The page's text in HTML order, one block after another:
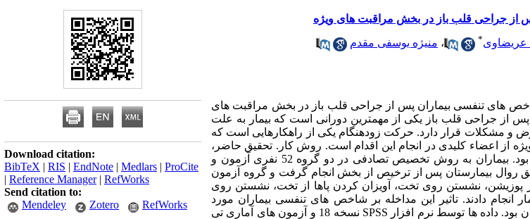
از جراحی قلب باز در بخش مراقبت های ویژه
عریضاوی* ، منیژه یوسفی مقدم
های تنفسی بیماران پس از جراحی قلب باز در بخش مراقبت های
از جراحی قلب باز یکی از مهمترین دورانی است که بیمار به علت
و مشکلات قرار دارد. حرکت زودهنگام یکی از راهکارهایی است که
از اعضاء کلیدی در انجام این اقدام است. روش کار. تحقیق حاضر،
یک کارآزمایی بالینی با تعداد 104 بیمار کاندید جراحی قلب باز بود. بیماران به روش تخصیص تصادفی در دو گروه 52 نفری آزمون و
روال بیمارستان پس از ترخیص از بخش انجام گرفت و گروه آزمون
نشستن روی تخت، آویزان کردن پاها از تخت، نشستن روی
دادند. تاثیر این مداخله بر شاخص های تنفسی بیماران مورد
بررسی قرار گرفت. سایر برنامه های درمانی در دو گروه یکسان بود. داده ها توسط نرم افزار SPSS نسخه 18 و آزمون های آماری تی
Download citation:
BibTeX | RIS | EndNote | Medlars | ProCite
| Reference Manager| RefWorks
Send citation to:
Mendeley
Zotero RefWorks